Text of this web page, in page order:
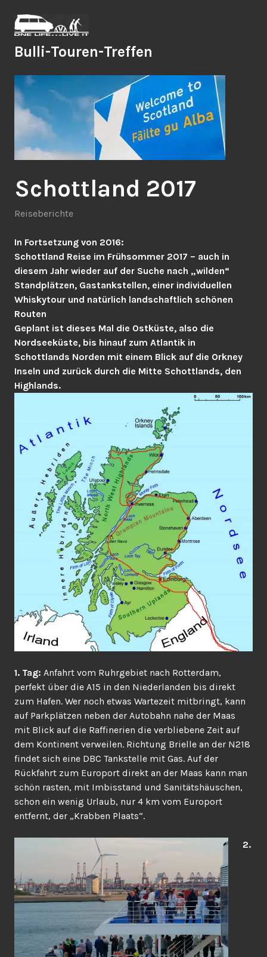
Inhalt
springen
Bulli-Touren-Treffen
Schottland 2017
Reiseberichte
In Fortsetzung von 2016:
Schottland Reise im Frühsommer 2017 – auch in
diesem Jahr wieder auf der Suche nach „wilden“
Standplätzen, Gastankstellen, einer individuellen
Whiskytour und natürlich landschaftlich schönen
Routen
Geplant ist dieses Mal die Ostküste, also die
Nordseeküste, bis hinauf zum Atlantik in
Schottlands Norden mit einem Blick auf die Orkney
Inseln und zurück durch die Mitte Schottlands, den
Highlands.
1. Tag: Anfahrt vom Ruhrgebiet nach Rotterdam,
perfekt über die A15 in den Niederlanden bis direkt
zum Hafen. Wer noch etwas Wartezeit mitbringt, kann
auf Parkplätzen neben der Autobahn nahe der Maas
mit Blick auf die Raffinerien die verbliebene Zeit auf
dem Kontinent verweilen. Richtung Brielle an der N218
findet sich eine DBC Tankstelle mit Gas. Auf der
Rückfahrt zum Europort direkt an der Maas kann man
schön rasten, mit Imbisstand und Sanitätshäuschen,
schon ein wenig Urlaub, nur 4 km vom Europort
entfernt, der „Krabben Plaats“.
2.